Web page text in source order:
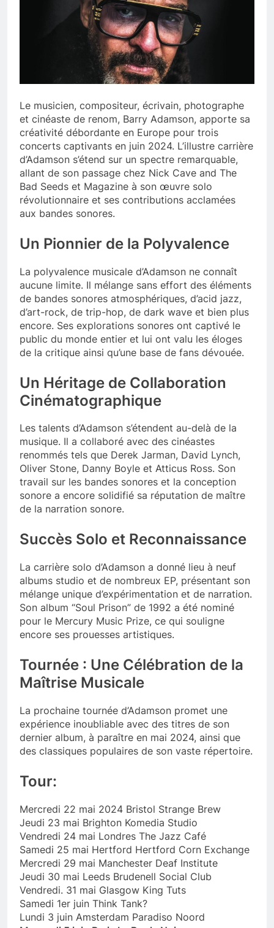
Le musicien, compositeur, écrivain, photographe
et cinéaste de renom, Barry Adamson, apporte sa
créativité débordante en Europe pour trois
concerts captivants en juin 2024. L’illustre carrière
d’Adamson s’étend sur un spectre remarquable,
allant de son passage chez Nick Cave and The
Bad Seeds et Magazine à son œuvre solo
révolutionnaire et ses contributions acclamées
aux bandes sonores.
Un Pionnier de la Polyvalence
La polyvalence musicale d’Adamson ne connaît
aucune limite. Il mélange sans effort des éléments
de bandes sonores atmosphériques, d’acid jazz,
d’art-rock, de trip-hop, de dark wave et bien plus
encore. Ses explorations sonores ont captivé le
public du monde entier et lui ont valu les éloges
de la critique ainsi qu’une base de fans dévouée.
Un Héritage de Collaboration
Cinématographique
Les talents d’Adamson s’étendent au-delà de la
musique. Il a collaboré avec des cinéastes
renommés tels que Derek Jarman, David Lynch,
Oliver Stone, Danny Boyle et Atticus Ross. Son
travail sur les bandes sonores et la conception
sonore a encore solidifié sa réputation de maître
de la narration sonore.
Succès Solo et Reconnaissance
La carrière solo d’Adamson a donné lieu à neuf
albums studio et de nombreux EP, présentant son
mélange unique d’expérimentation et de narration.
Son album “Soul Prison” de 1992 a été nominé
pour le Mercury Music Prize, ce qui souligne
encore ses prouesses artistiques.
Tournée : Une Célébration de la
Maîtrise Musicale
La prochaine tournée d’Adamson promet une
expérience inoubliable avec des titres de son
dernier album, à paraître en mai 2024, ainsi que
des classiques populaires de son vaste répertoire.
Tour:
Mercredi 22 mai 2024 Bristol Strange Brew
Jeudi 23 mai Brighton Komedia Studio
Vendredi 24 mai Londres The Jazz Café
Samedi 25 mai Hertford Hertford Corn Exchange
Mercredi 29 mai Manchester Deaf Institute
Jeudi 30 mai Leeds Brudenell Social Club
Vendredi. 31 mai Glasgow King Tuts
Samedi 1er juin Think Tank?
Lundi 3 juin Amsterdam Paradiso Noord